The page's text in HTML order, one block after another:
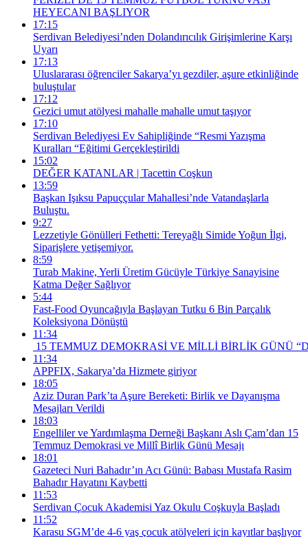
HEYECANI BAŞLIYOR
17:15
Serdivan Belediyesi’nden Dolandırıcılık Girişimlerine Karşı
Uyarı
17:13
Uluslararası öğrenciler Sakarya’yı gezdiler, aşure etkinliğinde
buluştular
17:12
Gezici umut atölyesi mahalle mahalle umut taşıyor
17:10
Serdivan Belediyesi Ev Sahipliğinde “Resmi Yazışma
Kuralları “Eğitimi Gerçekleştirildi
15:02
DEĞER KATANLAR | Tacettin Coşkun
13:59
Başkan Işıksu Papuççular Mahallesi’nde Vatandaşlarla
Buluştu.
9:27
Lezzetiyle Gönülleri Fethetti: Tereyağlı Simide Yoğun İlgi,
Siparişlere yetişemiyor.
8:59
Turab Makine, Yerli Üretim Gücüyle Türkiye Sanayisine
Katma Değer Sağlıyor
5:44
Fast-Food Oyuncağıyla Başlayan Tutku 6 Bin Parçalık
Koleksiyona Dönüştü
11:34
15 TEMMUZ DEMOKRASİ VE MİLLİ BİRLİK GÜNÜ
11:34
APPFIX, Sakarya’da Hizmete giriyor
18:05
Aziz Duran Park’ta Aşure Bereketi: Birlik ve Dayanışma
Mesajları Verildi
18:03
Engelliler ve Yardımlaşma Derneği Başkanı Aslı Çam’dan 15
Temmuz Demokrasi ve Millî Birlik Günü Mesajı
18:01
Gazeteci Nuri Bahadır’ın Acı Günü: Babası Mustafa Rasim
Bahadır Hayatını Kaybetti
11:53
Serdivan Çocuk Akademisi Yaz Okulu Coşkuyla Başladı
11:52
Karasu SGM’de 4-6 yaş çocuk atölyeleri için kayıtlar başlıyor